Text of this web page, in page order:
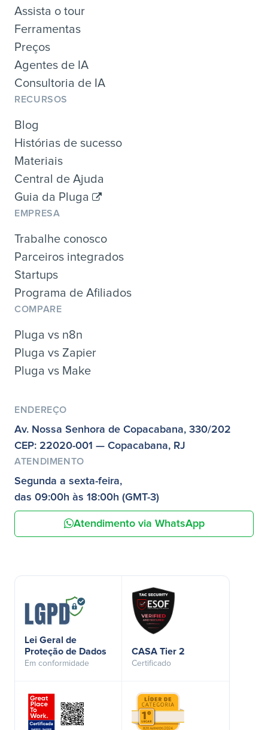
Assista o tour
Ferramentas
Preços
Agentes de IA
Consultoria de IA
RECURSOS
Blog
Histórias de sucesso
Materiais
Central de Ajuda
Guia da Pluga
EMPRESA
Trabalhe conosco
Parceiros integrados
Startups
Programa de Afiliados
COMPARE
Pluga vs n8n
Pluga vs Zapier
Pluga vs Make
ENDEREÇO
Av. Nossa Senhora de Copacabana, 330/202
CEP: 22020-001 — Copacabana, RJ
ATENDIMENTO
Segunda a sexta-feira,
das 09:00h às 18:00h (GMT-3)
Atendimento via WhatsApp
Lei Geral de
Proteção de Dados
Em conformidade
CASA Tier 2
Certificado